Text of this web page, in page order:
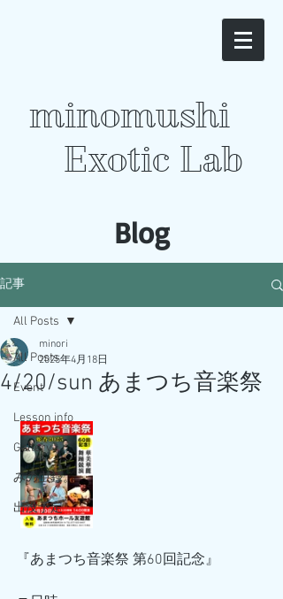
minomushi
Exotic Lab
​Blog
記事
All Posts
Event
Lesson info
Gallery
みの虫録。
出没予定
All Posts
4/20/sun あまつち音楽祭
minori
2025年4月18日
『あまつち音楽祭 第60回記念』